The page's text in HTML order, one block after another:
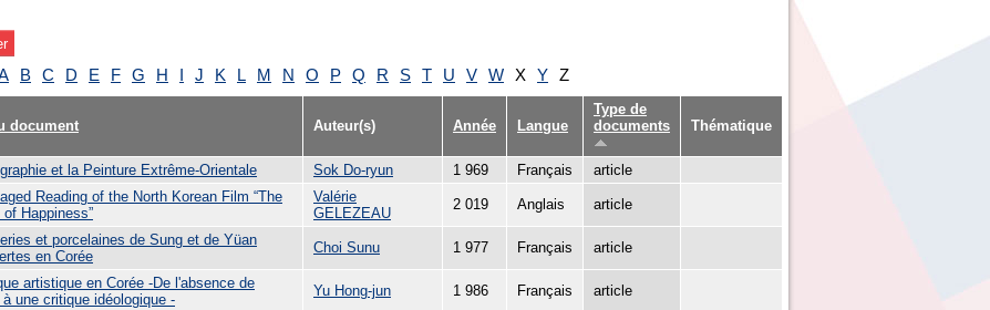
B C D E F G H I J K L M N O P Q R S T U V W X Y Z
document Auteur(s) Année Langue
Type de
documents
Thématique
et la Peinture Extrême-Orientale Sok Do-ryun 1 969 Français
article
Reading of the North Korean Film “The
Happiness”
Valérie
GELEZEAU
2 019 Anglais article
et porcelaines de Sung et de Yüan
en Corée
Choi Sunu 1 977 Français article
artistique en Corée -De l'absence de
une critique idéologique -
Yu Hong-jun 1 986 Français article